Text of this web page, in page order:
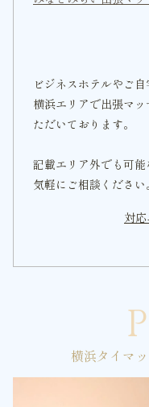
ビジネスホテルやご自
横浜エリアで出張マ
ただいております。
記載エリア外でも可
気軽にご相談ください。
対
横浜タイマ